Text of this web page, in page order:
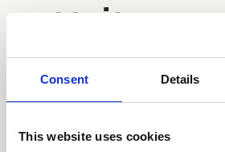
Consent Details
This website uses cookies
voor jouw
organisatie?
betekenen. 😉